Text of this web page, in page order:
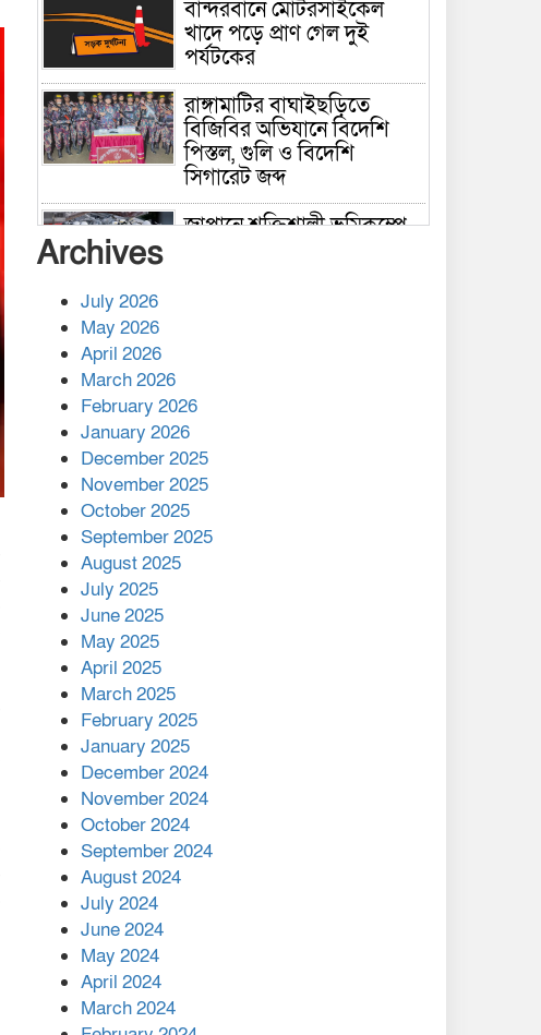
বান্দরবানে মোটরসাইকেল
খাদে পড়ে প্রাণ গেল দুই
পর্যটকের
রাঙ্গামাটির বাঘাইছড়িতে
বিজিবির অভিযানে বিদেশি
পিস্তল, গুলি ও বিদেশি
সিগারেট জব্দ
জাপানে শক্তিশালী ভূমিকম্পে
কাপ্তাই প্রেস ক্লাবের সভাপতি
মাহফুজ, সম্পাদক রিপন মারমা
নির্বাচিত
মালয়েশিয়ার প্রধানমন্ত্রীকে চিঠি
দেয়ার পর ফোন তারেক
রহমানের,গ্যাস সঙ্কট
মোকাবিলায় সহায়তার আশ্বাস
এক বিলিয়ন ডলার বিনিয়োগ
হবে আনোয়ারায়
বান্দরবানে বন্যায় ক্ষতিগ্রস্তদের
মাঝে সহায়তা দিলেন সাচিং প্রু
জেরী
Archives
July 2026
May 2026
April 2026
March 2026
February 2026
January 2026
December 2025
November 2025
October 2025
September 2025
August 2025
July 2025
June 2025
May 2025
April 2025
March 2025
February 2025
January 2025
December 2024
November 2024
October 2024
September 2024
August 2024
July 2024
June 2024
May 2024
April 2024
March 2024